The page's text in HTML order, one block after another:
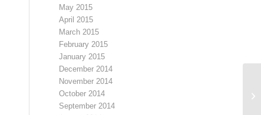
May 2015
April 2015
March 2015
February 2015
January 2015
December 2014
November 2014
October 2014
September 2014